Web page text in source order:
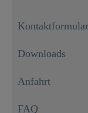
Kontaktformular
Downloads
Anfahrt
FAQ